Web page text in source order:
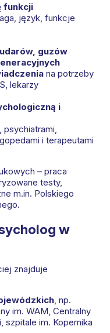
funkcji
język, funkcje
guzów
na potrzeby
lekarzy
i
psychiatrami,
i terapeutami
– praca
testy,
m.in. Polskiego
w
znajduje
, np.
im. WAM, Centralny
szpitale im. Kopernika